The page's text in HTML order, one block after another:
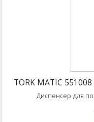
TORK MATIC
Диспенсер для